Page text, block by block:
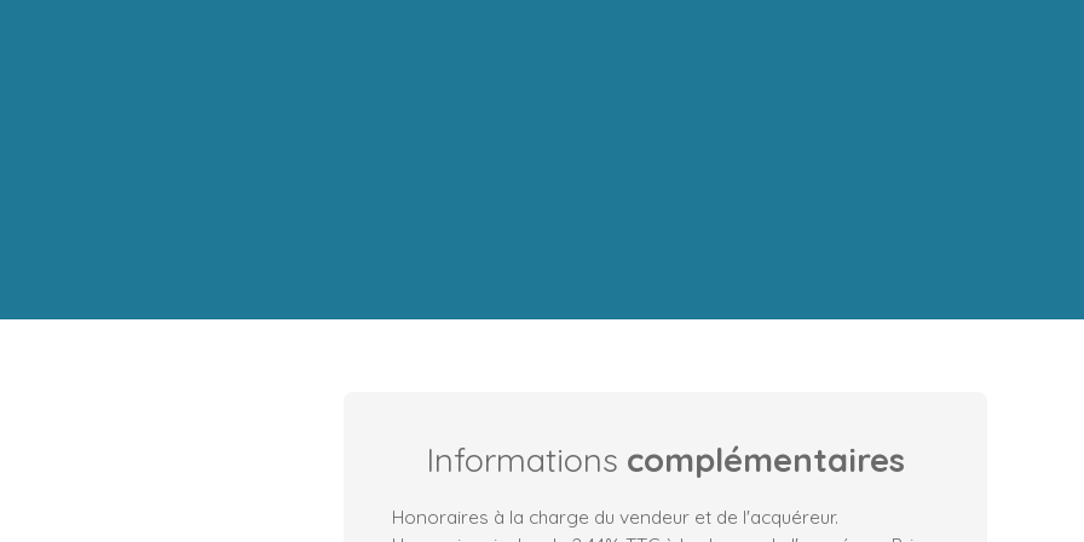
Informations complémentaires
Honoraires à la charge du vendeur et de l'acquéreur.